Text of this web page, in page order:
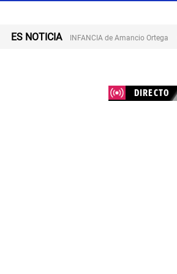
ES NOTICIA INFANCIA de Amancio Ortega
DIRECTO